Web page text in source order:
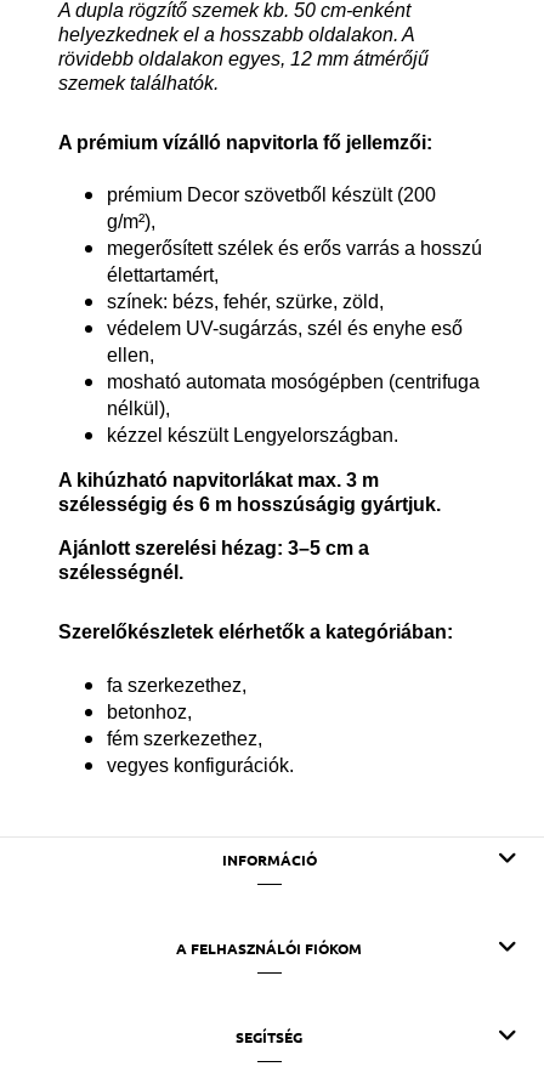
A dupla rögzítő szemek kb. 50 cm-enként
helyezkednek el a hosszabb oldalakon. A
rövidebb oldalakon egyes, 12 mm átmérőjű
szemek találhatók.
A prémium vízálló napvitorla fő jellemzői:
prémium Decor szövetből készült (200
g/m²),
megerősített szélek és erős varrás a hosszú
élettartamért,
színek: bézs, fehér, szürke, zöld,
védelem UV-sugárzás, szél és enyhe eső
ellen,
mosható automata mosógépben (centrifuga
nélkül),
kézzel készült Lengyelországban.
A kihúzható napvitorlákat max. 3 m
szélességig és 6 m hosszúságig gyártjuk.
Ajánlott szerelési hézag: 3–5 cm a
szélességnél.
Szerelőkészletek elérhetők a kategóriában:
fa szerkezethez,
betonhoz,
fém szerkezethez,
vegyes konfigurációk.
INFORMÁCIÓ
A FELHASZNÁLÓI FIÓKOM
SEGÍTSÉG